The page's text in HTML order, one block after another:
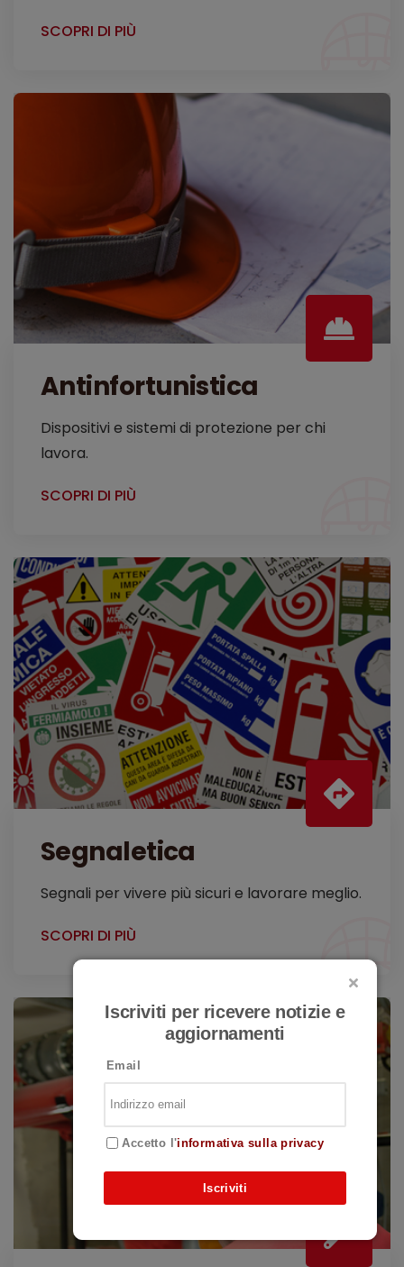
SCOPRI DI PIÙ
Antinfortunistica
Dispositivi e sistemi di protezione per chi
lavora.
SCOPRI DI PIÙ
Segnaletica
Segnali per vivere più sicuri e lavorare meglio.
SCOPRI DI PIÙ
Iscriviti per ricevere notizie e
aggiornamenti
Email
Accetto l'informativa sulla privacy
Iscriviti